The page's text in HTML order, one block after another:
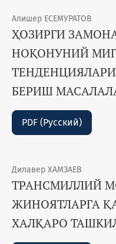
Алишер ЕСЕМУРАТОВ
ҲОЗИРГИ
НОҚОНУНИЙ
БЕРИШ
PDF (Русский)
Дилавер ХАМЗАЕВ
ТРАНСМИЛЛИЙ
ЖИНОЯТЛАРГА
ХАЛҚАРО